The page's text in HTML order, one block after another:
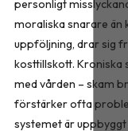
personligt
moraliska snarare än
uppföljning, drar sig
kosttillskott. Kroniska
med vården – skam
förstärker ofta
systemet är